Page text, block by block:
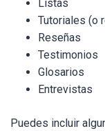
Listas
Tutoriales (o
Reseñas
Testimonios
Glosarios
Entrevistas
Puedes incluir